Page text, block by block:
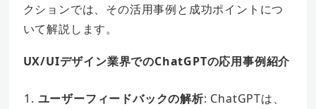
クションでは、その活用事例と成功ポイントにつ
いて解説します。
UX/UIデザイン業界でのChatGPTの応用事例紹介
ユーザーフィードバックの解析: ChatGPTは、